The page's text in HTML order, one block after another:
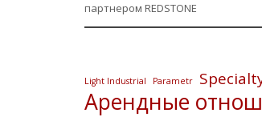
партнером REDSTONE
Light Industrial Parametr
Арендные